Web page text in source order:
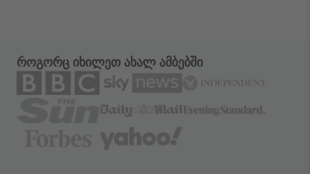
როგორც იხილეთ ახალ ამბებში